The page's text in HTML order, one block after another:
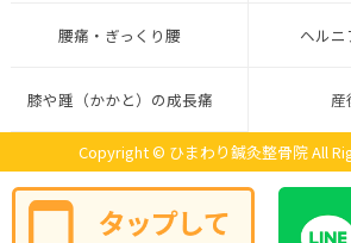
腰痛・ぎっくり腰 ヘル
膝や踵（かかと）の成長痛 産
Copyright © ひまわり鍼灸整骨院 All